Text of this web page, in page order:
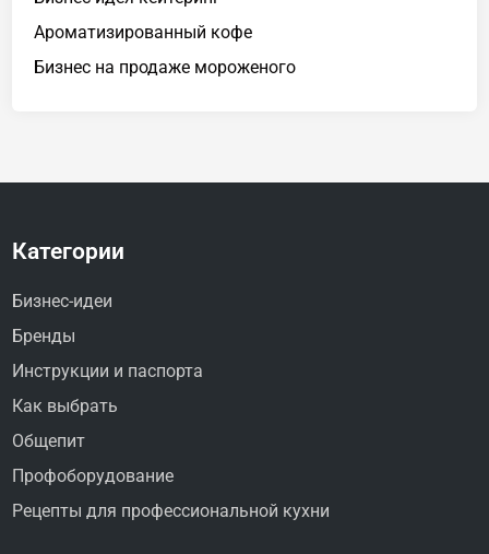
Ароматизированный кофе
Бизнес на продаже мороженого
Категории
Бизнес-идеи
Бренды
Инструкции и паспорта
Как выбрать
Общепит
Профоборудование
Рецепты для профессиональной кухни